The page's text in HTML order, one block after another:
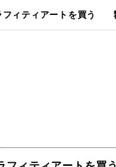
フィティアートを買う